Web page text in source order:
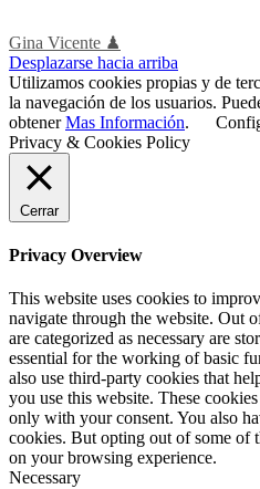
Gina Vicente ♟
Desplazarse hacia arriba
Utilizamos cookies propias y de
la navegación de los usuarios.
obtenerMas Información.
Privacy & Cookies Policy
Cerrar
Privacy Overview
This website uses cookies to
navigate through the website. Out
are categorized as necessary are
essential for the working of basic
also use third-party cookies that
you use this website. These
only with your consent. You also
cookies. But opting out of some of
on your browsing experience.
Necessary